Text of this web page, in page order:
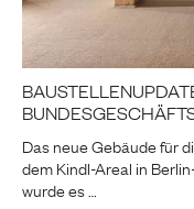
Das neue Gebäude für
dem Kindl-Areal in
wurde es …